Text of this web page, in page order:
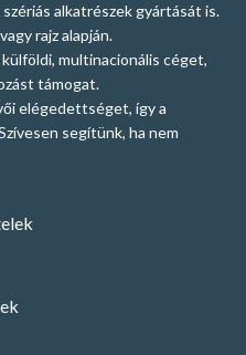
alkatrészek gyártását is.
rajz alapján.
multinacionális céget,
támogat.
elégedettséget, így a
segítünk, ha nem